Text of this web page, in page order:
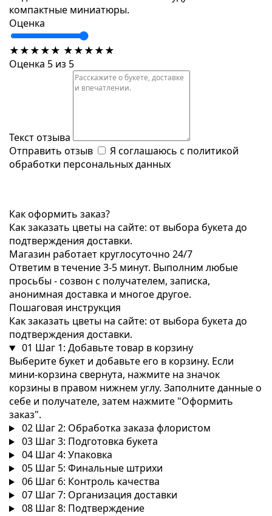
компактные миниатюры.
Оценка
★★★★★ ★★★★★
Оценка 5 из 5
Текст отзыва
Отправить отзыв
Я соглашаюсь с политикой
обработки персональных данных
Как оформить заказ?
Как заказать цветы на сайте: от выбора букета до
подтверждения доставки.
Магазин работает круглосуточно 24/7
Ответим в течение 3-5 минут. Выполним любые
просьбы - созвон с получателем, записка,
анонимная доставка и многое другое.
Пошаговая инструкция
Как заказать цветы на сайте: от выбора букета до
подтверждения доставки.
01 Шаг 1: Добавьте товар в корзину
Выберите букет и добавьте его в корзину. Если
мини-корзина свернута, нажмите на значок
корзины в правом нижнем углу. Заполните данные о
себе и получателе, затем нажмите "Оформить
заказ".
02 Шаг 2: Обработка заказа флористом
03 Шаг 3: Подготовка букета
04 Шаг 4: Упаковка
05 Шаг 5: Финальные штрихи
06 Шаг 6: Контроль качества
07 Шаг 7: Организация доставки
08 Шаг 8: Подтверждение